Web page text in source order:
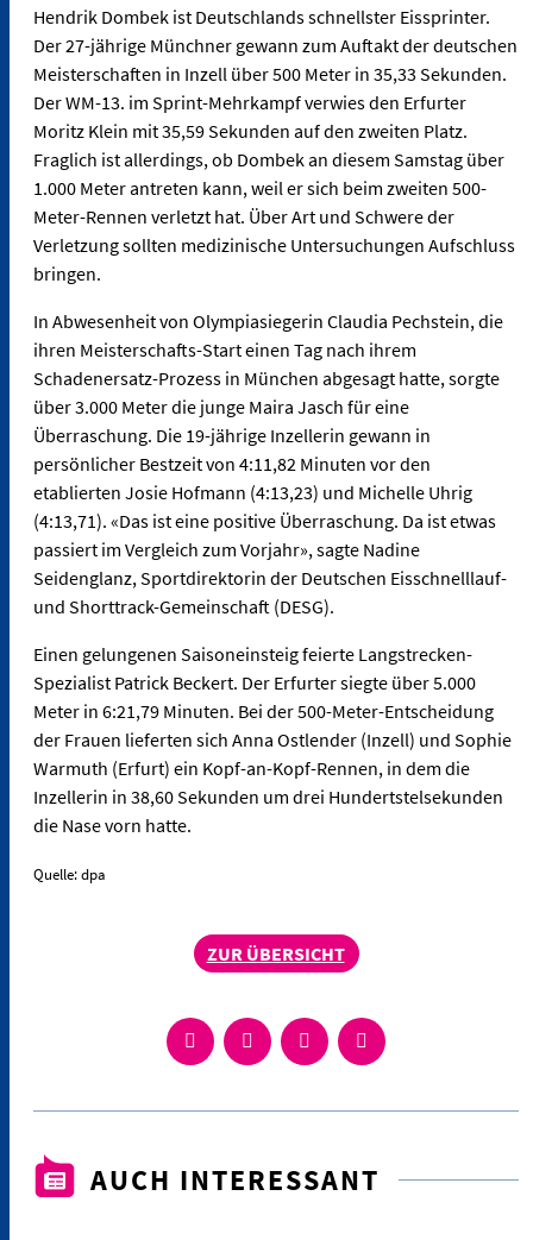
Hendrik Dombek ist Deutschlands schnellster Eissprinter.
Der 27-jährige Münchner gewann zum Auftakt der deutschen
Meisterschaften in Inzell über 500 Meter in 35,33 Sekunden.
Der WM-13. im Sprint-Mehrkampf verwies den Erfurter
Moritz Klein mit 35,59 Sekunden auf den zweiten Platz.
Fraglich ist allerdings, ob Dombek an diesem Samstag über
1.000 Meter antreten kann, weil er sich beim zweiten 500-
Meter-Rennen verletzt hat. Über Art und Schwere der
Verletzung sollten medizinische Untersuchungen Aufschluss
bringen.
In Abwesenheit von Olympiasiegerin Claudia Pechstein, die
ihren Meisterschafts-Start einen Tag nach ihrem
Schadenersatz-Prozess in München abgesagt hatte, sorgte
über 3.000 Meter die junge Maira Jasch für eine
Überraschung. Die 19-jährige Inzellerin gewann in
persönlicher Bestzeit von 4:11,82 Minuten vor den
etablierten Josie Hofmann (4:13,23) und Michelle Uhrig
(4:13,71). «Das ist eine positive Überraschung. Da ist etwas
passiert im Vergleich zum Vorjahr», sagte Nadine
Seidenglanz, Sportdirektorin der Deutschen Eisschnelllauf-
und Shorttrack-Gemeinschaft (DESG).
Einen gelungenen Saisoneinsteig feierte Langstrecken-
Spezialist Patrick Beckert. Der Erfurter siegte über 5.000
Meter in 6:21,79 Minuten. Bei der 500-Meter-Entscheidung
der Frauen lieferten sich Anna Ostlender (Inzell) und Sophie
Warmuth (Erfurt) ein Kopf-an-Kopf-Rennen, in dem die
Inzellerin in 38,60 Sekunden um drei Hundertstelsekunden
die Nase vorn hatte.
Quelle: dpa
ZUR ÜBERSICHT
AUCH INTERESSANT